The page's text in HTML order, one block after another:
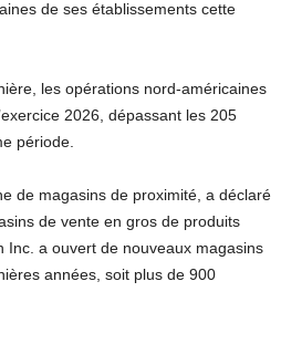
de ses établissements cette
les opérations nord-américaines
2026, dépassant les 205
période.
de magasins de proximité, a déclaré
de vente en gros de produits
Inc. a ouvert de nouveaux magasins
années, soit plus de 900